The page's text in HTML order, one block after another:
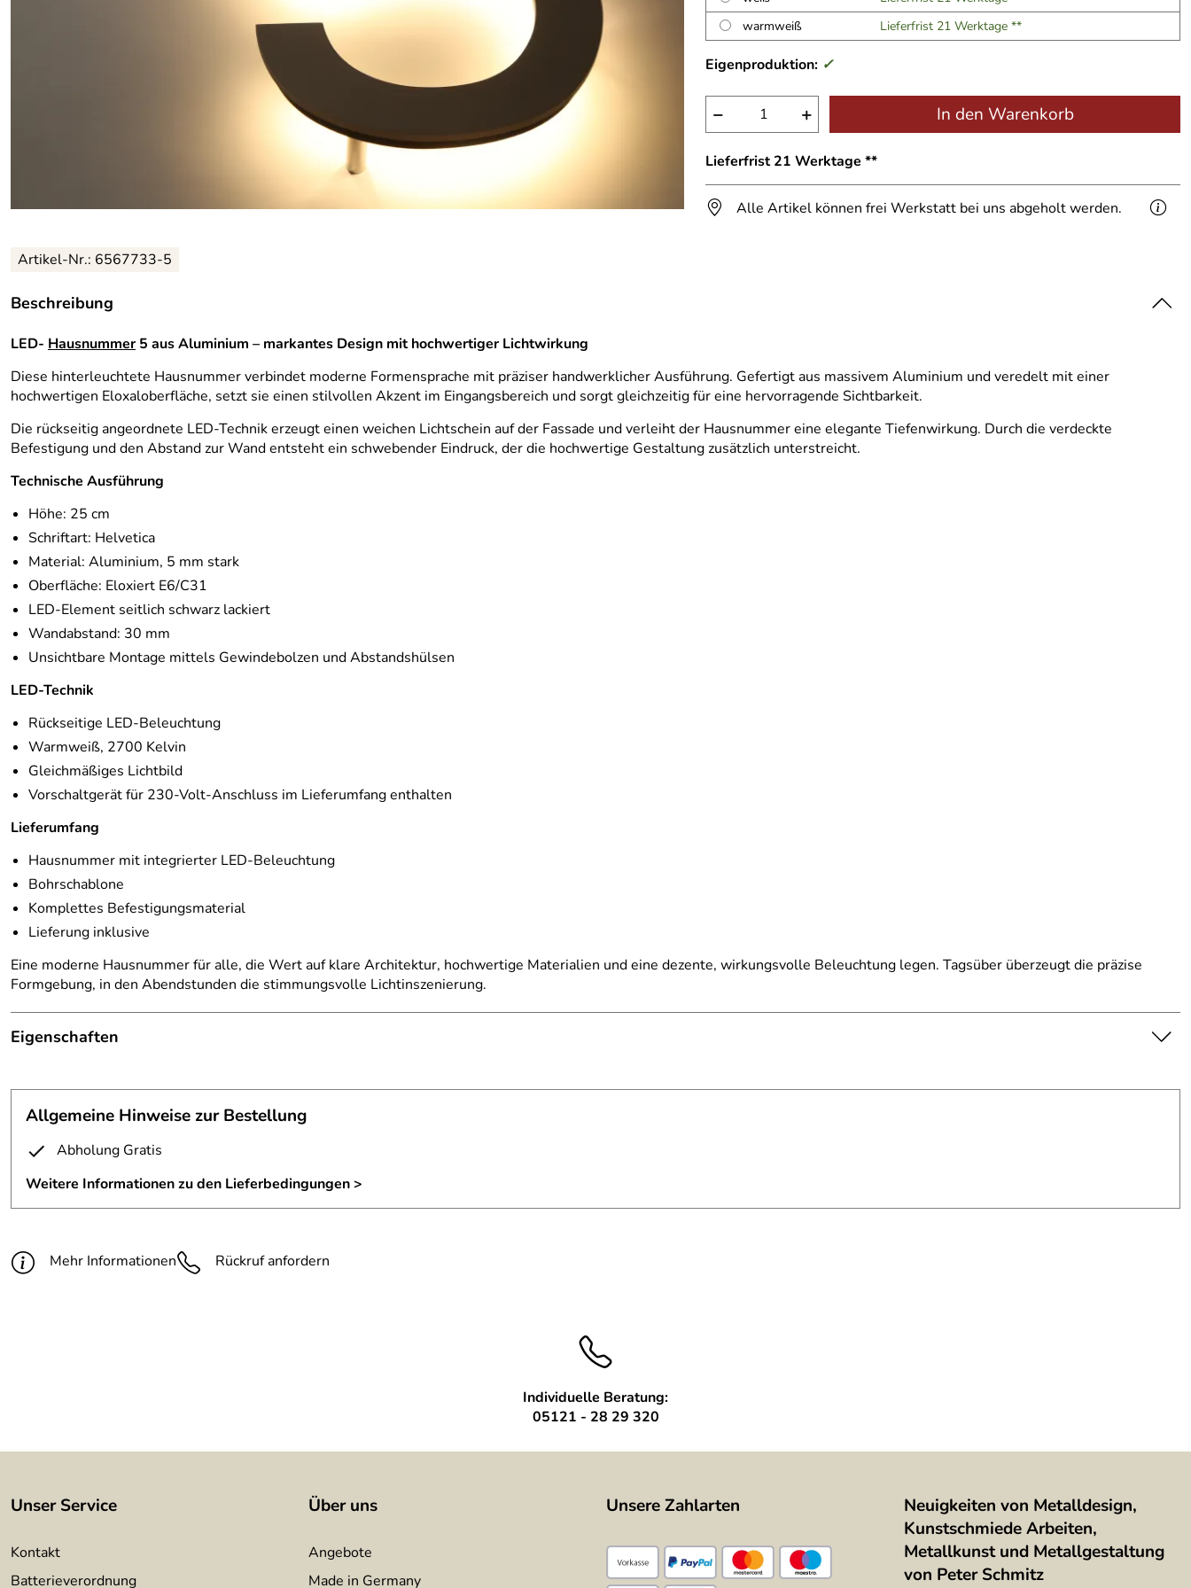
warmweiß
Lieferfrist 21 Werktage **
Eigenproduktion: ✓
− + In den Warenkorb
Lieferfrist 21 Werktage **
Alle Artikel können frei Werkstatt bei uns abgeholt werden.
Artikel-Nr.: 6567733-5
Beschreibung
LED- Hausnummer5 aus Aluminium – markantes Design mit hochwertiger Lichtwirkung
Diese hinterleuchtete Hausnummer verbindet moderne Formensprache mit präziser handwerklicher Ausführung. Gefertigt aus massivem Aluminium und veredelt mit einer
hochwertigen Eloxaloberfläche, setzt sie einen stilvollen Akzent im Eingangsbereich und sorgt gleichzeitig für eine hervorragende Sichtbarkeit.
Die rückseitig angeordnete LED-Technik erzeugt einen weichen Lichtschein auf der Fassade und verleiht der Hausnummer eine elegante Tiefenwirkung. Durch die verdeckte
Befestigung und den Abstand zur Wand entsteht ein schwebender Eindruck, der die hochwertige Gestaltung zusätzlich unterstreicht.
Technische Ausführung
Höhe: 25 cm
Schriftart: Helvetica
Material: Aluminium, 5 mm stark
Oberfläche: Eloxiert E6/C31
LED-Element seitlich schwarz lackiert
Wandabstand: 30 mm
Unsichtbare Montage mittels Gewindebolzen und Abstandshülsen
LED-Technik
Rückseitige LED-Beleuchtung
Warmweiß, 2700 Kelvin
Gleichmäßiges Lichtbild
Vorschaltgerät für 230-Volt-Anschluss im Lieferumfang enthalten
Lieferumfang
Hausnummer mit integrierter LED-Beleuchtung
Bohrschablone
Komplettes Befestigungsmaterial
Lieferung inklusive
Eine moderne Hausnummer für alle, die Wert auf klare Architektur, hochwertige Materialien und eine dezente, wirkungsvolle Beleuchtung legen. Tagsüber überzeugt die präzise
Formgebung, in den Abendstunden die stimmungsvolle Lichtinszenierung.
Eigenschaften
Material:
Aluminium, T 5mm
Vorschaltgerät:
wird mitgeliefert
Oberfläche:
eloxiert in E6/C31
Befestigung:
rückseitig angeschweißte Gewindebolzen
Allgemeine Hinweise zur Bestellung
Abholung Gratis
Weitere Informationen zu den Lieferbedingungen >
Mehr Informationen Rückruf anfordern
Individuelle Beratung:
05121 - 28 29 320
Unser Service
Kontakt
Batterieverordnung
Über uns
Angebote
Made in Germany
Unsere Zahlarten
Neuigkeiten von Metalldesign,
Kunstschmiede Arbeiten,
Metallkunst und Metallgestaltung
von Peter Schmitz